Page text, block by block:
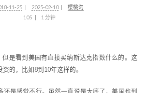
11-25 2025-02-10
樱桃沟
105
1 分钟
但是看到美国有直接买纳斯达克指数什么的。这
的，比如8到10年这样的。
还是感觉不行。虽然一直说是大底了，美国也到